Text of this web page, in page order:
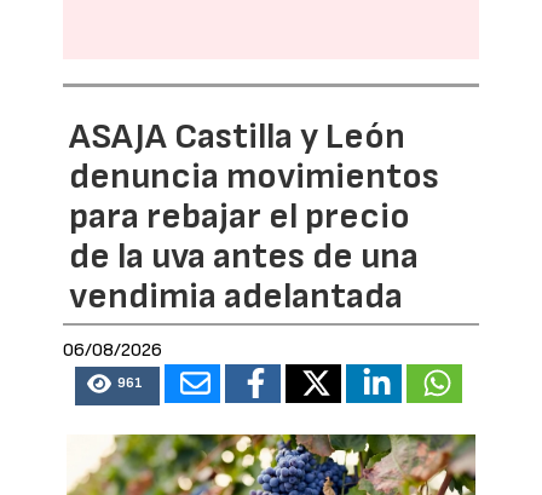
ASAJA Castilla y León
denuncia movimientos
para rebajar el precio
de la uva antes de una
vendimia adelantada
06/08/2026
961